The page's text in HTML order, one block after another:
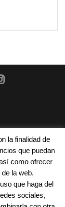
su
la finalidad de
que puedan
como ofrecer
la web.
que haga del
sociales,